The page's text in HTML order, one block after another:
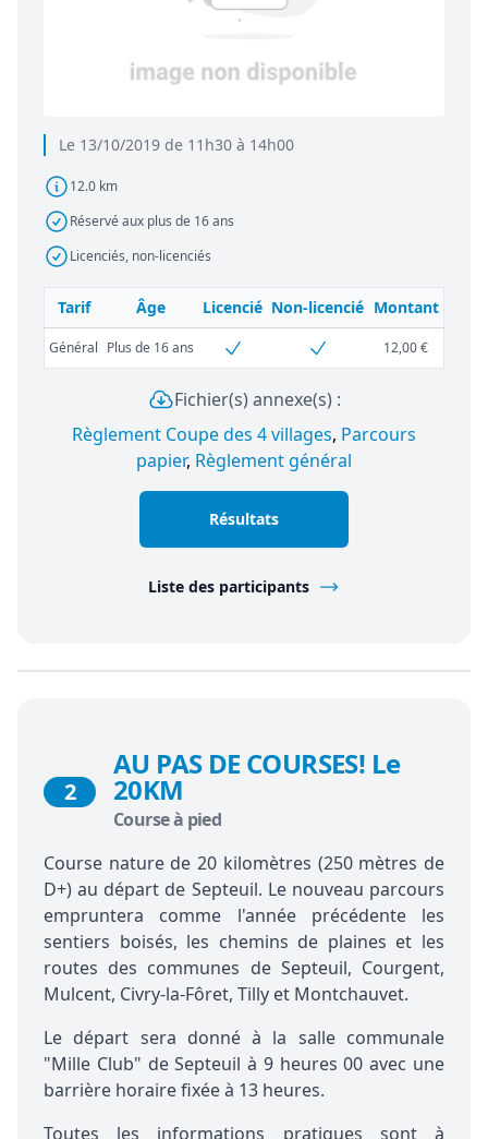
Le 13/10/2019 de 11h30 à 14h00
12.0 km
Réservé aux plus de 16 ans
Licenciés, non-licenciés
Tarif Âge Licencié Non-licencié Montant
Général Plus de 16 ans 12,00 €
Fichier(s) annexe(s) :
Règlement Coupe des 4 villages, Parcours
papier, Règlement général
Résultats
Liste des participants
2
AU PAS DE COURSES! Le
20KM
Course à pied
Course nature de 20 kilomètres (250 mètres de
D+) au départ de Septeuil. Le nouveau parcours
empruntera comme l'année précédente les
sentiers boisés, les chemins de plaines et les
routes des communes de Septeuil, Courgent,
Mulcent, Civry-la-Fôret, Tilly et Montchauvet.
Le départ sera donné à la salle communale
"Mille Club" de Septeuil à 9 heures 00 avec une
barrière horaire fixée à 13 heures.
Toutes les informations pratiques sont à